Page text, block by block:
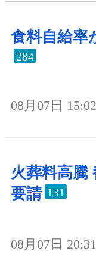
食料自給率
284
08月07日 15:02
火葬料高騰
要請 131
08月07日 20:31